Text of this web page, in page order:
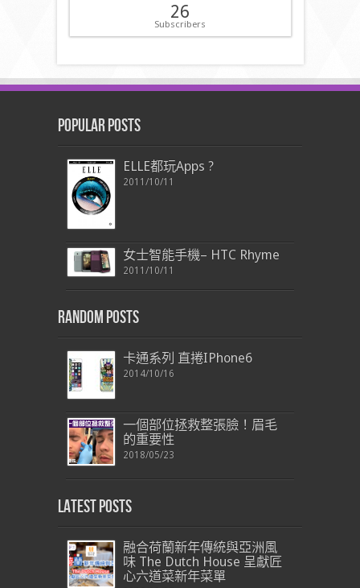
26
Subscribers
Popular Posts
ELLE都玩Apps ?
2011/10/11
女士智能手機– HTC Rhyme
2011/10/11
Random Posts
卡通系列 直捲IPhone6
2014/10/16
一個部位拯救整張臉！眉毛
的重要性
2018/05/23
Latest Posts
融合荷蘭新年傳統與亞洲風
味 The Dutch House 呈獻匠
心六道菜新年菜單